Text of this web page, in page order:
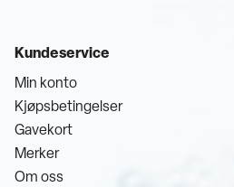
Kundeservice
Min konto
Kjøpsbetingelser
Gavekort
Merker
Om oss